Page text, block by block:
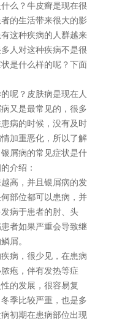
么？牛皮癣是现在很
的生活带来很大的影
这种疾病的人群越来
人对这种疾病不是很
是什么样的呢？下面
呢？皮肤病是现在人
又是最常见的，很多
病的时候，没有及时
加重恶化，所以了解
屑病的常见症状是什
介绍：
高，并且银屑病的发
部位都可以患病，并
病于患者的肘、头
者如果严重会导致继
屑。
病，很少见，在患病
疱，伴有发热等症
的发展，很容易复
季比较严重，也是多
初期在患病部位出现